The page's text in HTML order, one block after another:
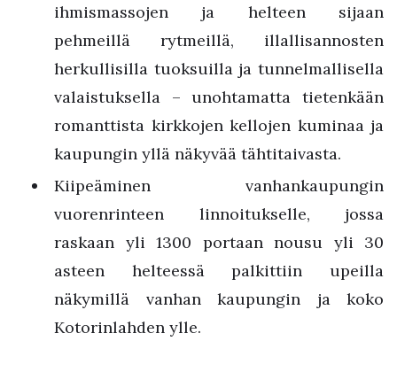
ihmismassojen ja helteen sijaan
pehmeillä rytmeillä, illallisannosten
herkullisilla tuoksuilla ja tunnelmallisella
valaistuksella – unohtamatta tietenkään
romanttista kirkkojen kellojen kuminaa ja
kaupungin yllä näkyvää tähtitaivasta.
Kiipeäminen vanhankaupungin
vuorenrinteen linnoitukselle, jossa
raskaan yli 1300 portaan nousu yli 30
asteen helteessä palkittiin upeilla
näkymillä vanhan kaupungin ja koko
Kotorinlahden ylle.